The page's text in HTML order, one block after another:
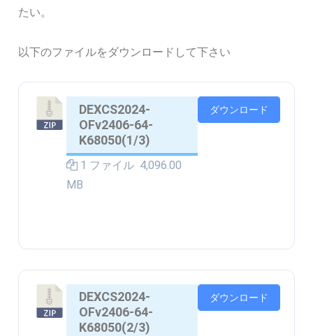
たい。
以下のファイルをダウンロードして下さい
DEXCS2024-
OFv2406-64-
K68050(1/3)
1 ファイル 4,096.00
MB
ダウンロード
DEXCS2024-
OFv2406-64-
K68050(2/3)
ダウンロード